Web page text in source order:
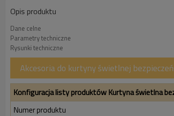
Opis produktu
Dane celne
Parametry techniczne
Rysunki techniczne
Akcesoria do kurtyny świetlnej
Konfiguracja listy produktów Kurtyna świetlna
Numer produktu